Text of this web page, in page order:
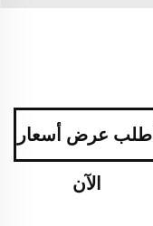
اطلب عرض أسعار
الآن